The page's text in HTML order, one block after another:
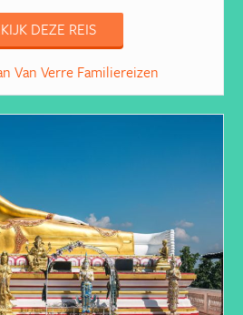
DEZE REIS
Van Verre Familiereizen